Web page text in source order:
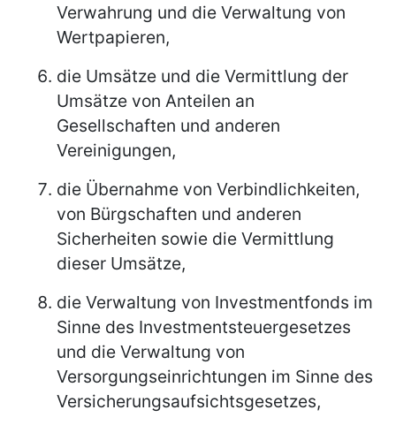
Verwahrung und die Verwaltung von
Wertpapieren,
die Umsätze und die Vermittlung der
Umsätze von Anteilen an
Gesellschaften und anderen
Vereinigungen,
die Übernahme von Verbindlichkeiten,
von Bürgschaften und anderen
Sicherheiten sowie die Vermittlung
dieser Umsätze,
die Verwaltung von Investmentfonds im
Sinne des Investmentsteuergesetzes
und die Verwaltung von
Versorgungseinrichtungen im Sinne des
Versicherungsaufsichtsgesetzes,